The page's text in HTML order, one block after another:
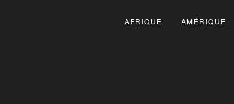
AFRIQUE AMÉRIQUE